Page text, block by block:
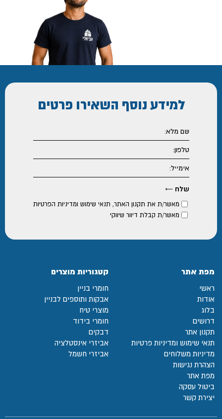
למידע נוסף השאירו פרטים
מאשר/ת את תקנון האתר, תנאי שימוש ומדיניות הפרטיות
מאשר/ת קבלת דיוור שיווקי
מפת אתר
ראשי
אודות
בלוג
דרושים
תקנון אתר
תנאי שימוש ומדיניות פרטיות
מדיניות משלוחים
הצהרת נגישות
מפת אתר
ביטול עסקה
יצירת קשר
קטגוריות מוצרים
חומרי בניין
אבקות ותוספים לבניין
מוצרי טיח
חומרי בידוד
דבקים
אביזרי אינסטלציה
אביזרי חשמל